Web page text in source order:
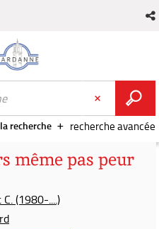
recherche avancée
recherche
même pas peur
(1980-....)